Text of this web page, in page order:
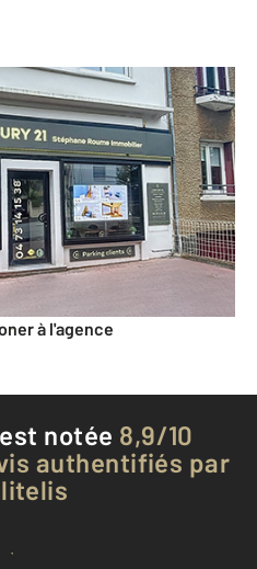
de la Libération
- 63000
un message
à l'agence
est notée 8,9/10
authentifiés par
avis clients